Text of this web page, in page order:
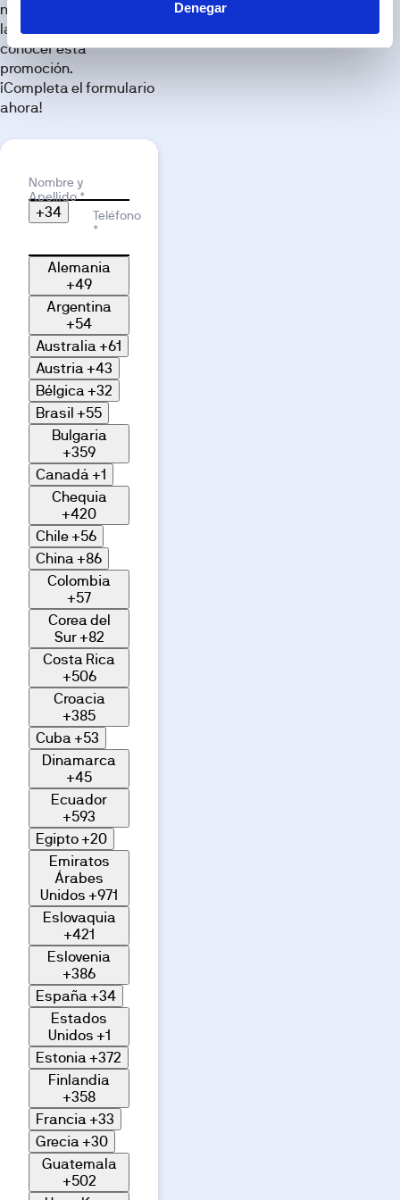
Denegar
nuevo hogar. No pierdas
la oportunidad de
conocer esta
promoción.
¡Completa el formulario
ahora!
Nombre y
Apellido *
+34
Alemania
+49
Argentina
+54
Australia+61
Austria+43
Bélgica+32
Brasil +55
Bulgaria
+359
Canadá+1
Chequia
+420
Chile+56
China+86
Colombia
+57
Corea del
Sur+82
Costa Rica
+506
Croacia
+385
Cuba+53
Dinamarca
+45
Ecuador
+593
Egipto+20
Emiratos
Árabes
Unidos +971
Eslovaquia
+421
Eslovenia
+386
España+34
Estados
Unidos +1
Estonia+372
Finlandia
+358
Francia+33
Grecia+30
Guatemala
+502
Teléfono
*
Motivo de interés
imágenes.